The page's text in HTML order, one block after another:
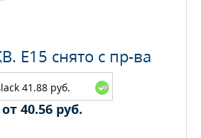
E15 снято с пр-ва
41.88 руб.
от 40.56 руб.